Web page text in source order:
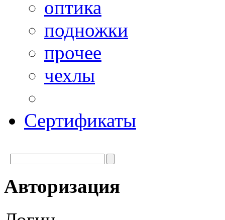
оптика
подножки
прочее
чехлы
Сертификаты
Авторизация